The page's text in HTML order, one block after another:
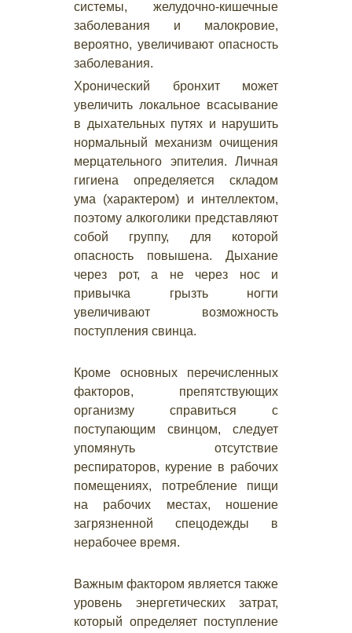
системы, желудочно-кишечные
заболевания и малокровие,
вероятно, увеличивают опасность
заболевания.
Хронический бронхит может
увеличить локальное всасывание
в дыхательных путях и нарушить
нормальный механизм очищения
мерцательного эпителия. Личная
гигиена определяется складом
ума (характером) и интеллектом,
поэтому алкоголики представляют
собой группу, для которой
опасность повышена. Дыхание
через рот, а не через нос и
привычка грызть ногти
увеличивают возможность
поступления свинца.
Кроме основных перечисленных
факторов, препятствующих
организму справиться с
поступающим свинцом, следует
упомянуть отсутствие
респираторов, курение в рабочих
помещениях, потребление пищи
на рабочих местах, ношение
загрязненной спецодежды в
нерабочее время.
Важным фактором является также
уровень энергетических затрат,
который определяет поступление